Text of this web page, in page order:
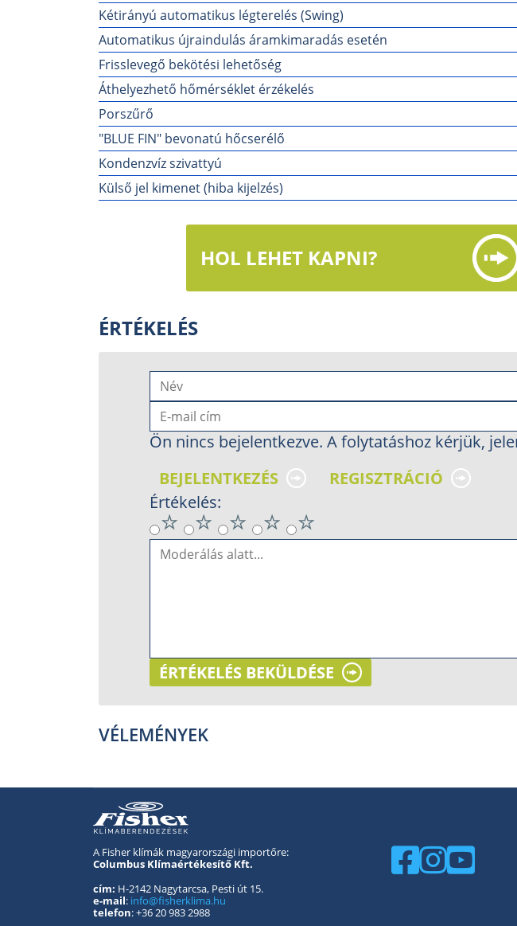
Kétirányú automatikus légterelés (Swing)
Automatikus újraindulás áramkimaradás esetén
Frisslevegő bekötési lehetőség
Áthelyezhető hőmérséklet érzékelés
Porszűrő
"BLUE FIN" bevonatú hőcserélő
Kondenzvíz szivattyú
Külső jel kimenet (hiba kijelzés)
HOL LEHET KAPNI?
ÉRTÉKELÉS
Ön nincs bejelentkezve. A folytatáshoz kérjük,
BEJELENTKEZÉS
REGISZTRÁCIÓ
Értékelés:
ÉRTÉKELÉS BEKÜLDÉSE
VÉLEMÉNYEK
A Fisher klímák magyarországi importőre:
Columbus Klímaértékesítő Kft.
cím: H-2142 Nagytarcsa, Pesti út 15.
e-mail: info@fisherklima.hu
telefon: +36 20 983 2988